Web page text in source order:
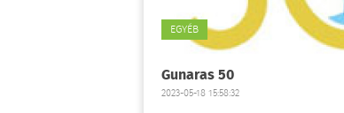
Gunaras 50
2023-05-18 15:58:32
EGYÉB